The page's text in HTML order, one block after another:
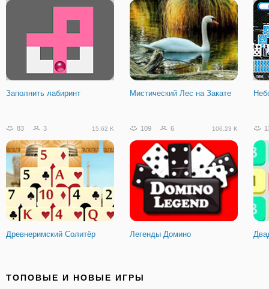
Заполнить лабиринт Мистический Лес на Закате
83 3 15.62 K
Древнеримский Солитёр
109 6 106.23 K
Легенды Домино
ТОПОВЫЕ И НОВЫЕ ИГРЫ